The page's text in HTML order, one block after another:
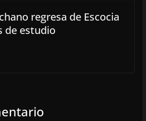
regresa de Escocia
de estudio